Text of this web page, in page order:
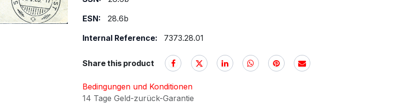
ESN:
28.6b
Internal Reference:
7373.28.01
Share this product
Bedingungen und Konditionen
14 Tage Geld-zurück-Garantie